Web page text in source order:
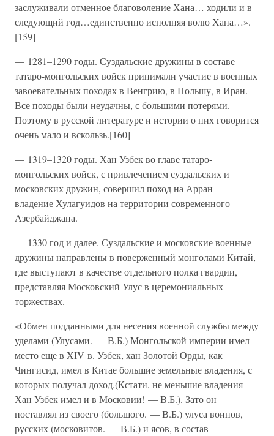
заслуживали отменное благоволение Хана… ходили и в
следующий год…единственно исполняя волю Хана…».
[159]
— 1281–1290 годы. Суздальские дружины в составе
татаро-монгольских войск принимали участие в военных
завоевательных походах в Венгрию, в Польшу, в Иран.
Все походы были неудачны, с большими потерями.
Поэтому в русской литературе и истории о них говорится
очень мало и вскользь.[160]
— 1319–1320 годы. Хан Узбек во главе татаро-
монгольских войск, с привлечением суздальских и
московских дружин, совершил поход на Арран —
владение Хулагуидов на территории современного
Азербайджана.
— 1330 год и далее. Суздальские и московские военные
дружины направлены в поверженный монголами Китай,
где выступают в качестве отдельного полка гвардии,
представляя Московский Улус в церемониальных
торжествах.
«Обмен подданными для несения военной службы между
уделами (Улусами. — В.Б.) Монгольской империи имел
место еще в XIV в. Узбек, хан Золотой Орды, как
Чингисид, имел в Китае большие земельные владения, с
которых получал доход.(Кстати, не меньшие владения
Хан Узбек имел и в Московии! — В.Б.). Зато он
поставлял из своего (большого. — В.Б.) улуса воинов,
русских (московитов. — В.Б.) и ясов, в состав